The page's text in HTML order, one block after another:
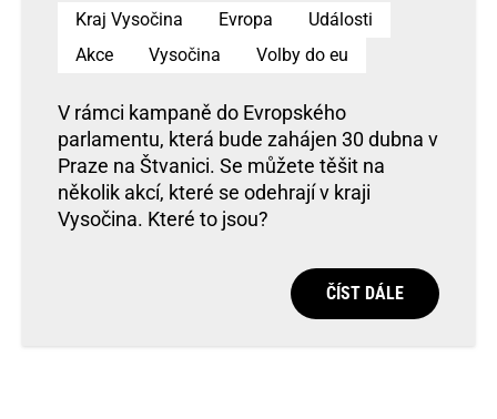
Kraj Vysočina Evropa
Události
Akce
Vysočina Volby do eu
V rámci kampaně do Evropského
parlamentu, která bude zahájen 30 dubna v
Praze na Štvanici. Se můžete těšit na
několik akcí, které se odehrají v kraji
Vysočina. Které to jsou?
ČÍST DÁLE